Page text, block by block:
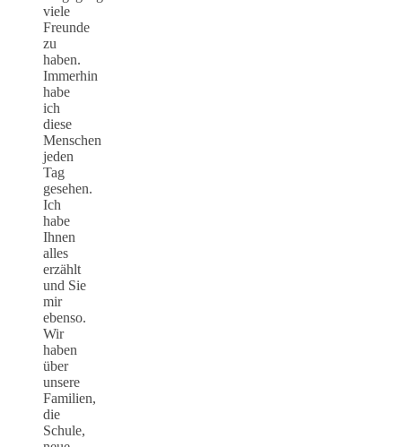
viele
Freunde
zu
haben.
Immerhin
habe
ich
diese
Menschen
jeden
Tag
gesehen.
Ich
habe
Ihnen
alles
erzählt
und Sie
mir
ebenso.
Wir
haben
über
unsere
Familien,
die
Schule,